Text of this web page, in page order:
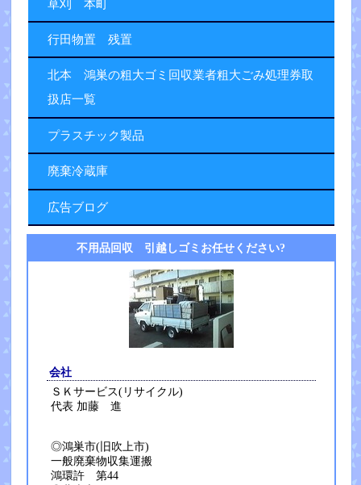
草刈 本町
行田物置 残置
北本 鴻巣の粗大ゴミ回収業者粗大ごみ処理券取
扱店一覧
プラスチック製品
廃棄冷蔵庫
広告ブログ
不用品回収 引越しゴミお任せください?
会社
ＳＫサービス(リサイクル)
代表 加藤 進
◎鴻巣市(旧吹上市)
一般廃棄物収集運搬
鴻環許 第44